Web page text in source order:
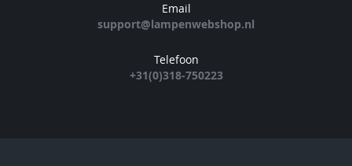
Email
support@lampenwebshop.nl
Telefoon
+31(0)318-750223